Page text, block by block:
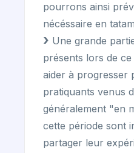
pourrons ainsi
nécéssaire en
Une grande
présents lors de
aider à progresser
pratiquants venus
généralement "en
cette période sont
partager leur